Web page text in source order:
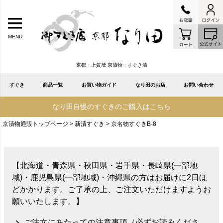
MENU
京都・上賀茂 京漬物・すぐき漬
すぐき 商品一覧 お買い物ガイド なり田のお店 お問い合わせ
なり田自慢のすぐきのご購入はこちら
京漬物通販トップページ 新漬すぐき 京名物すぐきB-8
【北海道・青森県・秋田県・岩手県・長崎県(一部地
域)・鹿児島県(一部地域)・沖縄県の方はお届けに2日ほ
どかかります。ご了承の上、ご注文いただけますようお
願いいたします。】